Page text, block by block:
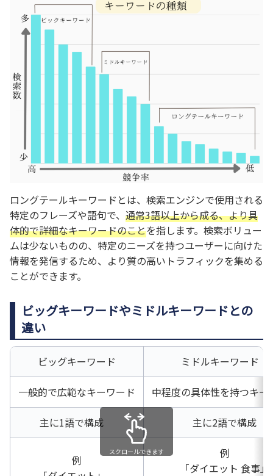
ロングテールキーワードとは、検索エンジンで使用される
特定のフレーズや語句で、 通常3語以上から成る、より具
体的で詳細なキーワードのことを指します。検索ボリュー
ムは少ないものの、特定のニーズを持つユーザーに向けた
情報を発信するため、より質の高いトラフィックを集める
ことができます。
ビッグキーワードやミドルキーワードとの
違い
ビッグキーワード ミドルキーワード
一般的で広範なキーワード 中程度の具体性を持つキー
主に1語で構成 主に2語で構成
例
例
「ダイエット 食事」
スクロールできます